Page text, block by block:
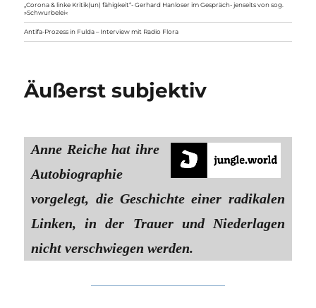
„Corona & linke Kritik(un) fähigkeit“- Gerhard Hanloser im Gespräch- jenseits von sog.
»Schwurbelei«
Antifa-Prozess in Fulda – Interview mit Radio Flora
Äußerst subjektiv
Anne Reiche hat ihre
Autobiographie
vorgelegt, die Geschichte einer radikalen
Linken, in der Trauer und Niederlagen
nicht verschwiegen werden.